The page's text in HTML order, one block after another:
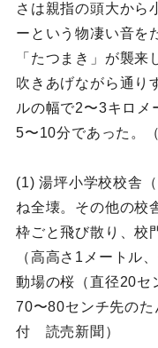
さは親指の頭大から
ーという物凄い音を
「たつまき」が襲
吹きあげながら通り
ルの幅で2〜3キロメ
5〜10分であった。
(1) 湯坪小学校校舎
ね全壊。その他の
枠ごと飛び散り、校
（高高さ1メートル
動場の桜（直径20セ
70〜80センチ先のた
付 読売新聞）